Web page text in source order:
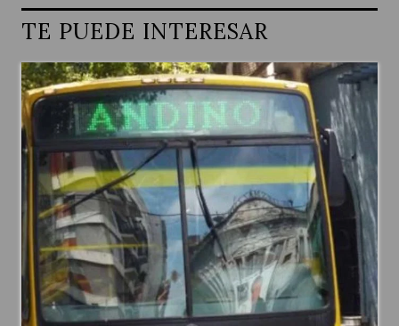
TE PUEDE INTERESAR